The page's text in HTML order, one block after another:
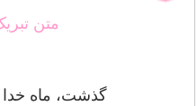
متن
گذشت، ماه خدا